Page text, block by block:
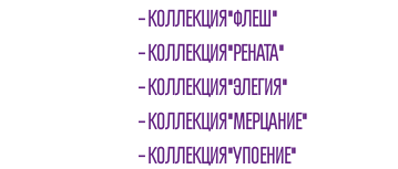
КОЛЛЕКЦИЯ"ФЛЕШ"
КОЛЛЕКЦИЯ"РЕНАТА"
КОЛЛЕКЦИЯ"ЭЛЕГИЯ"
КОЛЛЕКЦИЯ"МЕРЦАНИЕ"
КОЛЛЕКЦИЯ"УПОЕНИЕ"